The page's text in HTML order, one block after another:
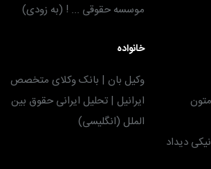
موسسه حقوقی ... ! (به زودی)
دیداد
خانواده
وکیل بان | بانک وکلای متخصص
ایرانیل | تحلیل ایرانی حقوق بین
الملل (انگلیسی)